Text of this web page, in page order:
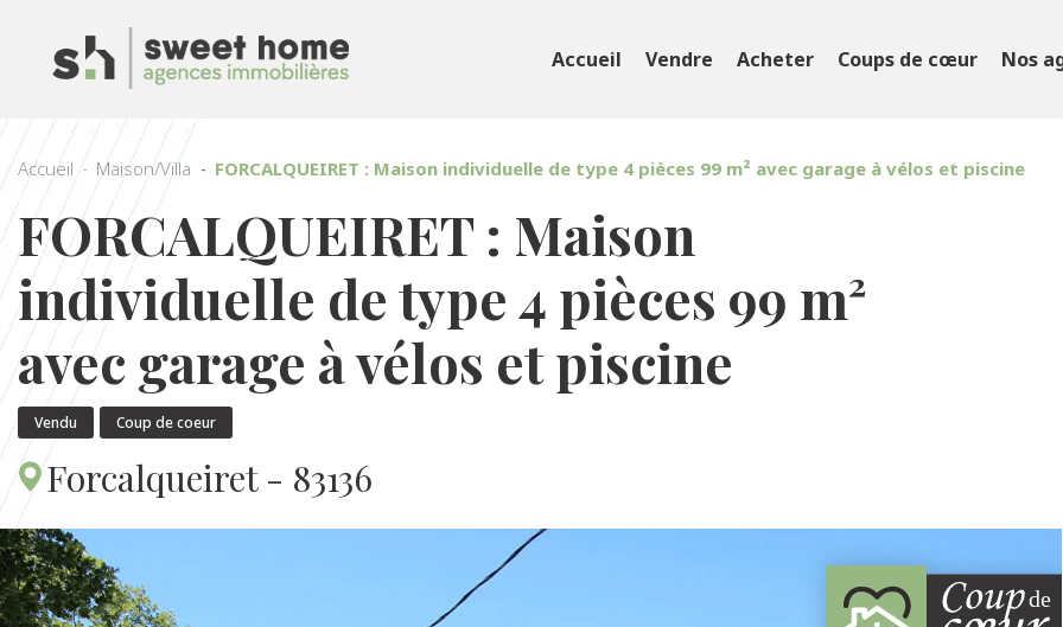
Accueil Vendre Acheter Coups de cœur Nos
Accueil Maison/Villa FORCALQUEIRET : Maison individuelle de type 4 pièces 99 m² avec garage à vélos et piscine
FORCALQUEIRET : Maison
individuelle de type 4 pièces 99 m²
avec garage à vélos et piscine
Vendu Coup de coeur
Forcalqueiret - 83136